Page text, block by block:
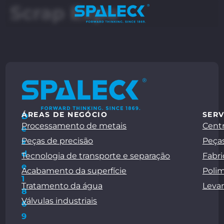
Scrap Expo
D
e
s
d
e
1
8
6
9
ÁREAS DE NEGÓCIO
Processamento de metais
Peças de precisão
Tecnologia de transporte e separação
Acabamento da superfície
Tratamento da água
Válvulas industriais